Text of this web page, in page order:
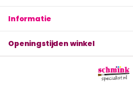
Informatie
Openingstijden winkel